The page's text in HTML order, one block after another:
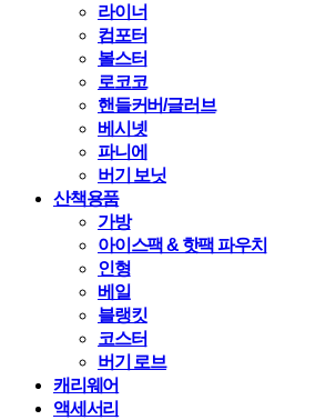
라이너
컴포터
볼스터
로코코
핸들커버/글러브
베시넷
파니에
버기 보닛
산책용품
가방
아이스팩 & 핫팩 파우치
인형
베일
블랭킷
코스터
버기 로브
캐리웨어
액세서리